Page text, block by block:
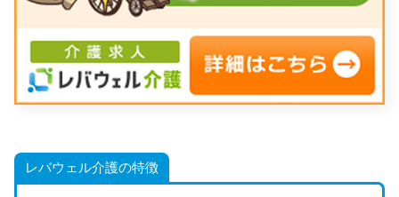
レバウェル介護の特徴